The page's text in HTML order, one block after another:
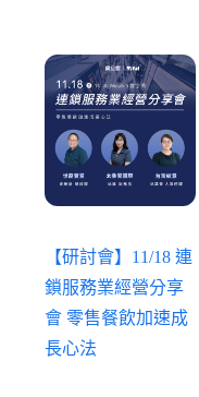
【研討會】11/18 連
鎖服務業經營分享
會 零售餐飲加速成
長心法